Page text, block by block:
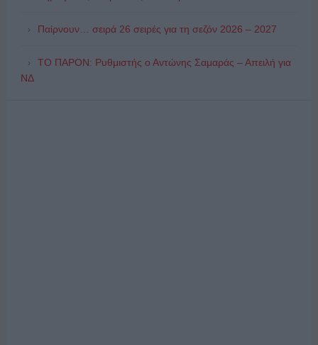
Παίρνουν… σειρά 26 σειρές για τη σεζόν 2026 – 2027
ΤΟ ΠΑΡΟΝ: Ρυθμιστής ο Αντώνης Σαμαράς – Απειλή για
ΝΔ